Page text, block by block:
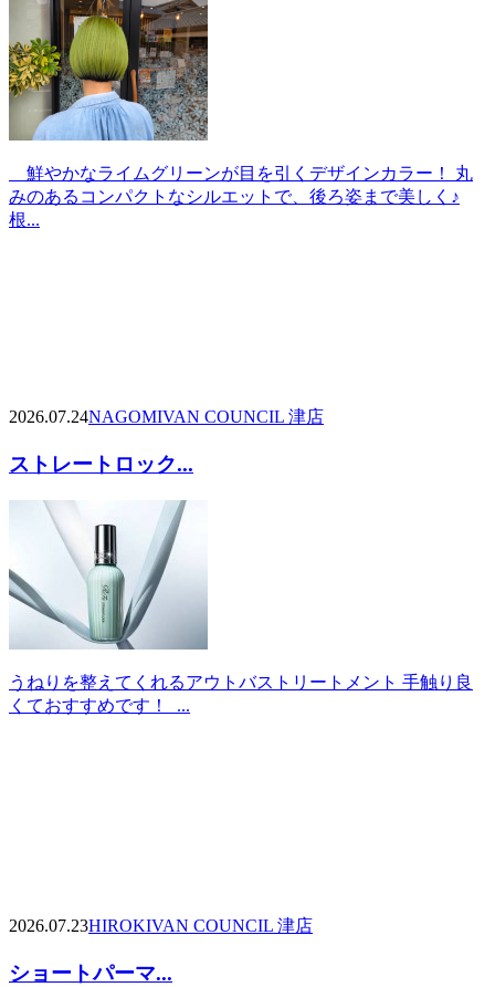
鮮やかなライムグリーンが目を引くデザインカラー！ 丸
みのあるコンパクトなシルエットで、後ろ姿まで美しく♪
根...
2026.07.24NAGOMIVAN COUNCIL 津店
ストレートロック...
うねりを整えてくれるアウトバストリートメント 手触り良
くておすすめです！ ...
2026.07.23HIROKIVAN COUNCIL 津店
ショートパーマ...